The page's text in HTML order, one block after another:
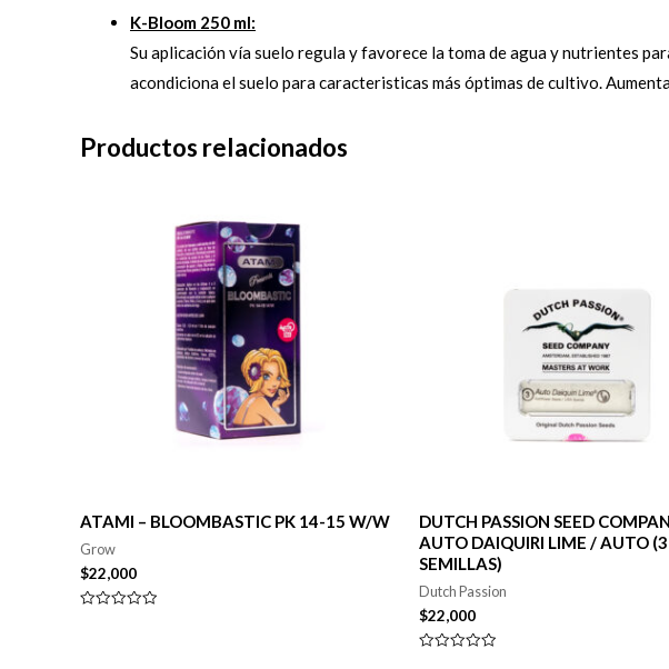
K-Bloom 250 ml:
Su aplicación vía suelo regula y favorece la toma de agua y nutrientes
acondiciona el suelo para caracteristicas más óptimas de cultivo.
Productos relacionados
ATAMI – BLOOMBASTIC PK 14-15 W/W
Grow
$22,000
DUTCH PASSION SEED
AUTO DAIQUIRI LIME / AUTO (3
SEMILLAS)
Dutch Passion
$22,000